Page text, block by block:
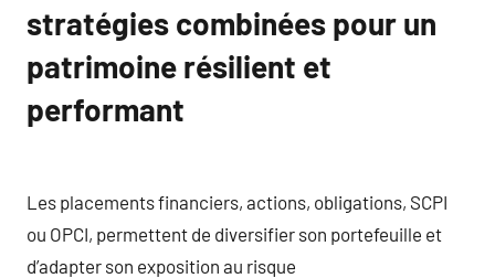
stratégies combinées pour un
patrimoine résilient et
performant
Les placements financiers, actions, obligations, SCPI
ou OPCI, permettent de diversifier son portefeuille et
d’adapter son exposition au risque